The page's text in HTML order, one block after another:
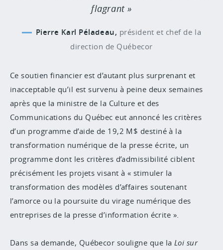
flagrant
Pierre Karl Péladeau, président et chef de la
direction de Québecor
Ce soutien financier est d’autant plus surprenant et
inacceptable qu’il est survenu à peine deux semaines
après que la ministre de la Culture et des
Communications du Québec eut annoncé les critères
d’un programme d’aide de 19,2 M$ destiné à la
transformation numérique de la presse écrite, un
programme dont les critères d’admissibilité ciblent
précisément les projets visant à « stimuler la
transformation des modèles d’affaires soutenant
l’amorce ou la poursuite du virage numérique des
entreprises de la presse d’information écrite ».
Dans sa demande, Québecor souligne que la Loi sur